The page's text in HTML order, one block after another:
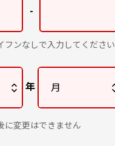
-
フンなしで入力してください
年
に変更はできません